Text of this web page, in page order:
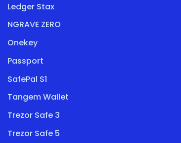
Ledger Stax
NGRAVE ZERO
Onekey
Passport
SafePal S1
Tangem Wallet
Trezor Safe 3
Trezor Safe 5